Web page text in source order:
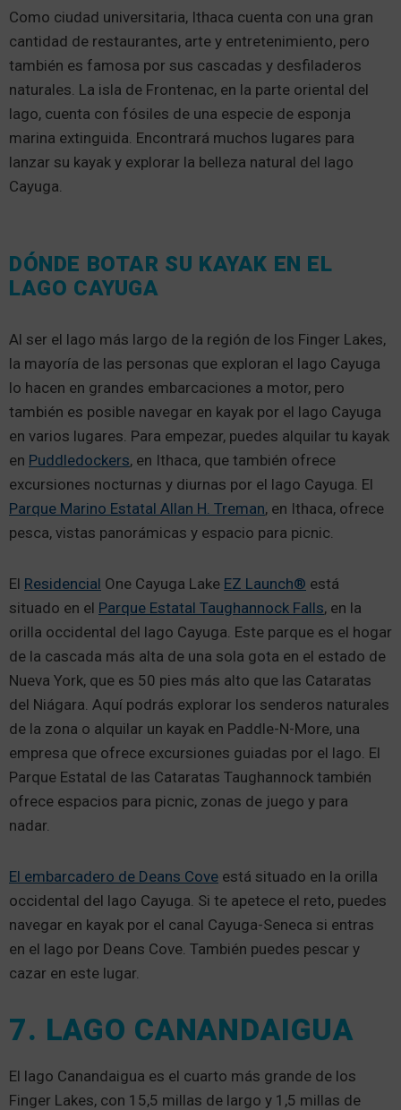
Como ciudad universitaria, Ithaca cuenta con una gran
cantidad de restaurantes, arte y entretenimiento, pero
también es famosa por sus cascadas y desfiladeros
naturales. La isla de Frontenac, en la parte oriental del
lago, cuenta con fósiles de una especie de esponja
marina extinguida. Encontrará muchos lugares para
lanzar su kayak y explorar la belleza natural del lago
Cayuga.
DÓNDE BOTAR SU KAYAK EN EL
LAGO CAYUGA
Al ser el lago más largo de la región de los Finger Lakes,
la mayoría de las personas que exploran el lago Cayuga
lo hacen en grandes embarcaciones a motor, pero
también es posible navegar en kayak por el lago Cayuga
en varios lugares. Para empezar, puedes alquilar tu kayak
en Puddledockers, en Ithaca, que también ofrece
excursiones nocturnas y diurnas por el lago Cayuga. El
Parque Marino Estatal Allan H. Treman, en Ithaca, ofrece
pesca, vistas panorámicas y espacio para picnic.
El Residencial One Cayuga Lake EZ Launch® está
situado en el Parque Estatal Taughannock Falls, en la
orilla occidental del lago Cayuga. Este parque es el hogar
de la cascada más alta de una sola gota en el estado de
Nueva York, que es 50 pies más alto que las Cataratas
del Niágara. Aquí podrás explorar los senderos naturales
de la zona o alquilar un kayak en Paddle-N-More, una
empresa que ofrece excursiones guiadas por el lago. El
Parque Estatal de las Cataratas Taughannock también
ofrece espacios para picnic, zonas de juego y para
nadar.
El embarcadero de Deans Cove está situado en la orilla
occidental del lago Cayuga. Si te apetece el reto, puedes
navegar en kayak por el canal Cayuga-Seneca si entras
en el lago por Deans Cove. También puedes pescar y
cazar en este lugar.
7. LAGO CANANDAIGUA
El lago Canandaigua es el cuarto más grande de los
Finger Lakes, con 15,5 millas de largo y 1,5 millas de